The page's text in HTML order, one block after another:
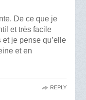
De ce que je
et très facile
je pense qu’elle
et en
REPLY